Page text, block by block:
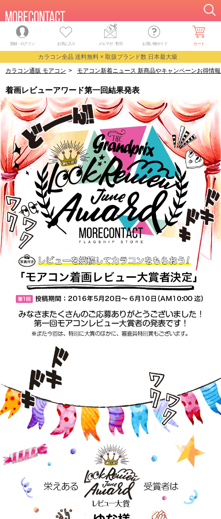
登録・ログイン お気に入り メルマガ・割引 お買い物ガイド カート
カラコン全品 送料無料 × 取扱ブランド数 日本最大級
カラコン通販 モアコン > モアコン新着ニュース 新商品やキャンペーンお得情
着画レビューアワード第一回結果発表